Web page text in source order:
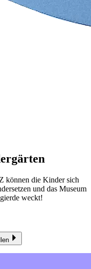
können die Kinder sich
und das Museum
weckt!